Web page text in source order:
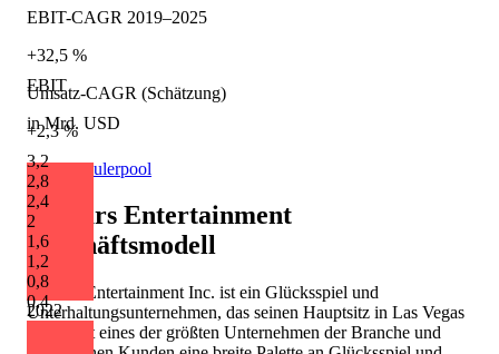
2022
EBIT
in Mrd. USD
3,2
2,8
2,4
2
1,6
1,2
0,8
0,4
EBIT-CAGR 2019–2025
+32,5 %
Umsatz-CAGR (Schätzung)
+2,3 %
Quelle: Eulerpool
Caesars Entertainment
Geschäftsmodell
Caesars Entertainment Inc. ist ein Glücksspiel und
Unterhaltungsunternehmen, das seinen Hauptsitz in Las Vegas
hat. Es ist eines der größten Unternehmen der Branche und